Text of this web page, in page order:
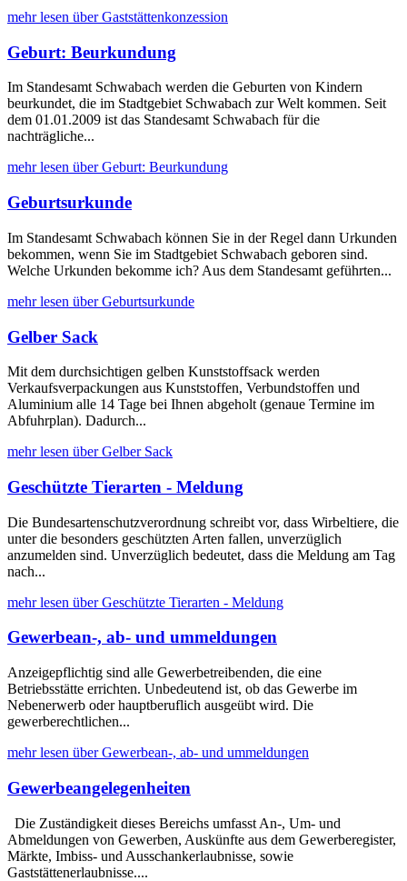
mehr lesen über Gaststättenkonzession
Geburt: Beurkundung
Im Standesamt Schwabach werden die Geburten von Kindern
beurkundet, die im Stadtgebiet Schwabach zur Welt kommen. Seit
dem 01.01.2009 ist das Standesamt Schwabach für die
nachträgliche...
mehr lesen über Geburt: Beurkundung
Geburtsurkunde
Im Standesamt Schwabach können Sie in der Regel dann Urkunden
bekommen, wenn Sie im Stadtgebiet Schwabach geboren sind.
Welche Urkunden bekomme ich? Aus dem Standesamt geführten...
mehr lesen über Geburtsurkunde
Gelber Sack
Mit dem durchsichtigen gelben Kunststoffsack werden
Verkaufsverpackungen aus Kunststoffen, Verbundstoffen und
Aluminium alle 14 Tage bei Ihnen abgeholt (genaue Termine im
Abfuhrplan). Dadurch...
mehr lesen über Gelber Sack
Geschützte Tierarten - Meldung
Die Bundesartenschutzverordnung schreibt vor, dass Wirbeltiere, die
unter die besonders geschützten Arten fallen, unverzüglich
anzumelden sind. Unverzüglich bedeutet, dass die Meldung am Tag
nach...
mehr lesen über Geschützte Tierarten - Meldung
Gewerbean-, ab- und ummeldungen
Anzeigepflichtig sind alle Gewerbetreibenden, die eine
Betriebsstätte errichten. Unbedeutend ist, ob das Gewerbe im
Nebenerwerb oder hauptberuflich ausgeübt wird. Die
gewerberechtlichen...
mehr lesen über Gewerbean-, ab- und ummeldungen
Gewerbeangelegenheiten
Die Zuständigkeit dieses Bereichs umfasst An-, Um- und
Abmeldungen von Gewerben, Auskünfte aus dem Gewerberegister,
Märkte, Imbiss- und Ausschankerlaubnisse, sowie
Gaststättenerlaubnisse....